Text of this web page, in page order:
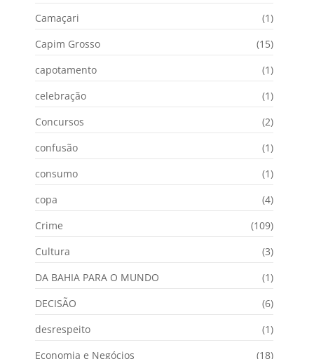
Camaçari
(1)
Capim Grosso
(15)
capotamento
(1)
celebração
(1)
Concursos
(2)
confusão
(1)
consumo
(1)
copa
(4)
Crime
(109)
Cultura
(3)
DA BAHIA PARA O MUNDO
(1)
DECISÃO
(6)
desrespeito
(1)
Economia e Negócios
(18)